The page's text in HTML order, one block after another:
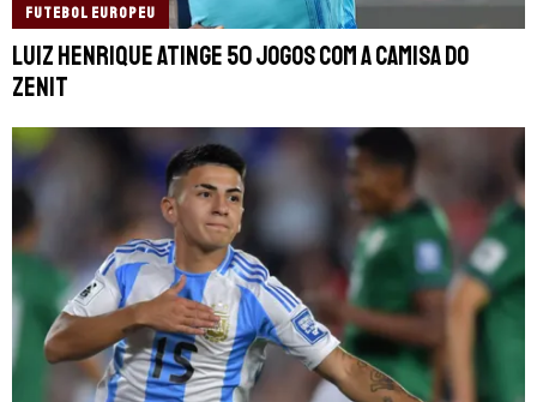
FUTEBOL EUROPEU
Luiz Henrique atinge 50 jogos com a camisa do
Zenit